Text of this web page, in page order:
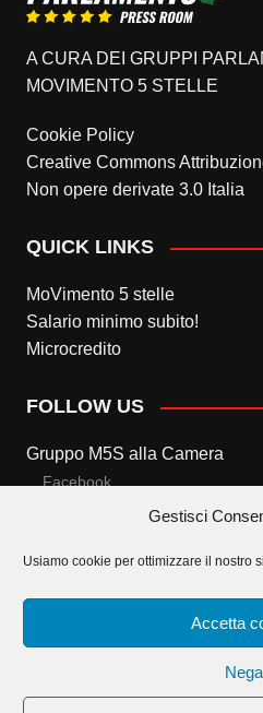
Gestisci
Usiamo cookie per ottimizzare il nostro
Accetta
Nega
A CURA DEI GRUPPI
MOVIMENTO 5 STELLE
Cookie Policy
Creative Commons
Non opere derivate 3.0 Italia
QUICK LINKS
MoVimento 5 stelle
Salario minimo subito!
Microcredito
FOLLOW US
Gruppo M5S alla Camera
Facebook
Twitter